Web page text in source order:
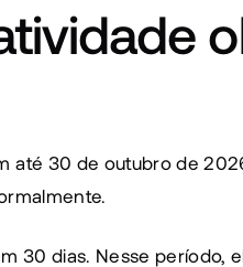
até 30 de outubro de
30 dias. Nesse período,